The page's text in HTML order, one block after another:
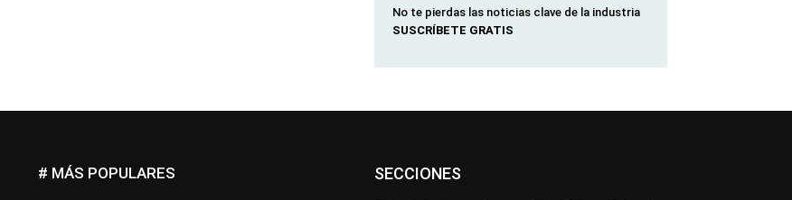
No te pierdas las noticias clave de la industria
SUSCRÍBETE GRATIS
# MÁS POPULARES SECCIONESAsociaciones
Entrevistas